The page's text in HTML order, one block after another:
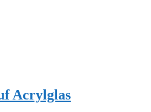
Acrylglas